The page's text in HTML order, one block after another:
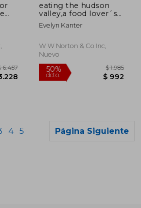
eating the hudson
valley,a food lover´s
guide to local dining,
wineries & more
Evelyn Kanter
W W Norton & Co Inc,
Nuevo
4 5 Página Siguiente